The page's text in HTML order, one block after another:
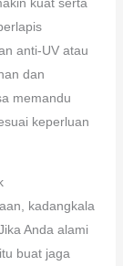
anti-UV atau
dan
memandu
keperluan
kadangkala
Anda alami
buat jaga